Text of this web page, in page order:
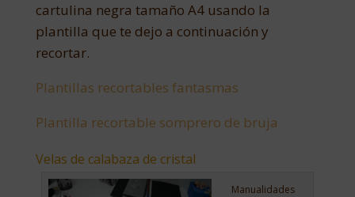
cartulina negra tamaño A4 usando la
plantilla que te dejo a continuación y
recortar.
Plantillas recortables fantasmas
Plantilla recortable somprero de bruja
Velas de calabaza de cristal
Manualidades